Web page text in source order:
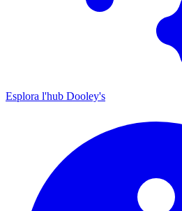
Esplora l'hub Dooley's